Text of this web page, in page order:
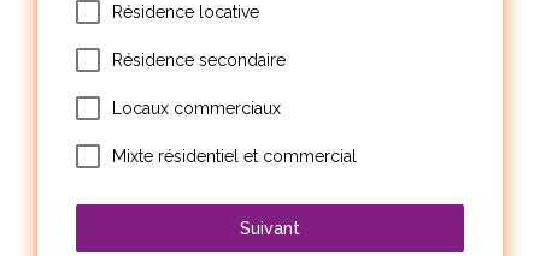
Résidence locative
Résidence secondaire
Locaux commerciaux
Mixte résidentiel et commercial
Suivant